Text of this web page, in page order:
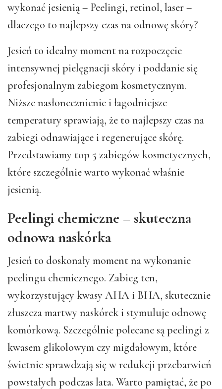
wykonać jesienią – Peelingi, retinol, laser –
dlaczego to najlepszy czas na odnowę skóry?
Jesień to idealny moment na rozpoczęcie
intensywnej pielęgnacji skóry i poddanie się
profesjonalnym zabiegom kosmetycznym.
Niższe nasłonecznienie i łagodniejsze
temperatury sprawiają, że to najlepszy czas na
zabiegi odnawiające i regenerujące skórę.
Przedstawiamy top 5 zabiegów kosmetycznych,
które szczególnie warto wykonać właśnie
jesienią.
Peelingi chemiczne – skuteczna
odnowa naskórka
Jesień to doskonały moment na wykonanie
peelingu chemicznego. Zabieg ten,
wykorzystujący kwasy AHA i BHA, skutecznie
złuszcza martwy naskórek i stymuluje odnowę
komórkową. Szczególnie polecane są peelingi z
kwasem glikolowym czy migdałowym, które
świetnie sprawdzają się w redukcji przebarwień
powstałych podczas lata. Warto pamiętać, że po